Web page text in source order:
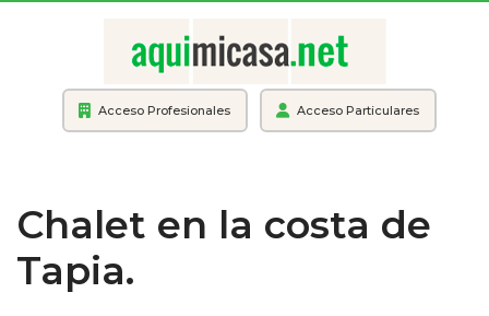
Acceso Profesionales Acceso Particulares
Chalet en la costa de
Tapia.